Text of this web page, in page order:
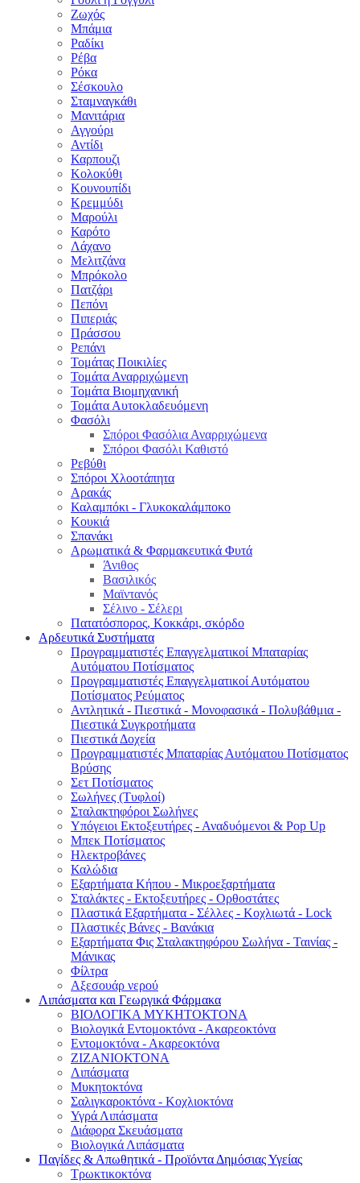
Ζωχός
Μπάμια
Ραδίκι
Ρέβα
Ρόκα
Σέσκουλο
Σταμναγκάθι
Μανιτάρια
Αγγούρι
Αντίδι
Καρπουζι
Κολοκύθι
Κουνουπίδι
Κρεμμύδι
Μαρούλι
Καρότο
Λάχανο
Μελιτζάνα
Μπρόκολο
Πατζάρι
Πεπόνι
Πιπεριάς
Πράσσου
Ρεπάνι
Τομάτας Ποικιλίες
Τομάτα Αναρριχώμενη
Τομάτα Βιομηχανική
Τομάτα Αυτοκλαδευόμενη
Φασόλι
Σπόροι Φασόλια Αναρριχώμενα
Σπόροι Φασόλι Καθιστό
Ρεβύθι
Σπόροι Χλοοτάπητα
Αρακάς
Καλαμπόκι - Γλυκοκαλάμποκο
Κουκιά
Σπανάκι
Αρωματικά & Φαρμακευτικά Φυτά
Άνιθος
Βασιλικός
Μαϊντανός
Σέλινο - Σέλερι
Πατατόσπορος, Κοκκάρι, σκόρδο
Αρδευτικά Συστήματα
Προγραμματιστές Επαγγελματικοί Μπαταρίας
Αυτόματου Ποτίσματος
Προγραμματιστές Επαγγελματικοί Αυτόματου
Ποτίσματος Ρεύματος
Αντλητικά - Πιεστικά - Μονοφασικά - Πολυβάθμια -
Πιεστικά Συγκροτήματα
Πιεστικά Δοχεία
Προγραμματιστές Μπαταρίας Αυτόματου Ποτίσματος
Βρύσης
Σετ Ποτίσματος
Σωλήνες (Τυφλοί)
Σταλακτηφόροι Σωλήνες
Υπόγειοι Εκτοξευτήρες - Αναδυόμενοι & Pop Up
Μπεκ Ποτίσματος
Ηλεκτροβάνες
Καλώδια
Εξαρτήματα Κήπου - Μικροεξαρτήματα
Σταλάκτες - Εκτοξευτήρες - Ορθοστάτες
Πλαστικά Εξαρτήματα - Σέλλες - Κοχλιωτά - Lock
Πλαστικές Βάνες - Βανάκια
Εξαρτήματα Φις Σταλακτηφόρου Σωλήνα - Ταινίας -
Μάνικας
Φίλτρα
Αξεσουάρ νερού
Λιπάσματα και Γεωργικά Φάρμακα
ΒΙΟΛΟΓΙΚΑ ΜΥΚΗΤΟΚΤΟΝΑ
Βιολογικά Εντομοκτόνα - Ακαρεοκτόνα
Εντομοκτόνα - Ακαρεοκτόνα
ΖΙΖΑΝΙΟΚΤΟΝΑ
Λιπάσματα
Μυκητοκτόνα
Σαλιγκαροκτόνα - Κοχλιοκτόνα
Υγρά Λιπάσματα
Διάφορα Σκευάσματα
Βιολογικά Λιπάσματα
Παγίδες & Απωθητικά - Προϊόντα Δημόσιας Υγείας
Τρωκτικοκτόνα